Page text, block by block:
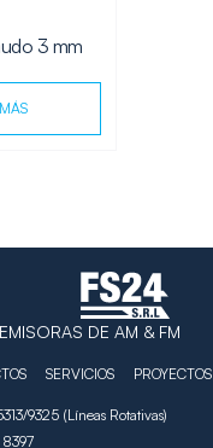
3 mm
DE AM & FM
SERVICIOS PROYECTOS
9325 (Líneas Rotativas)